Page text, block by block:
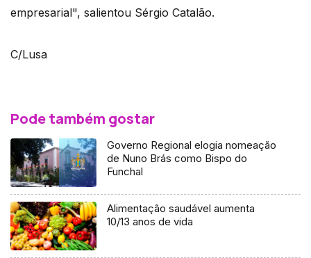
empresarial", salientou Sérgio Catalão.
C/Lusa
Pode também gostar
Governo Regional elogia nomeação
de Nuno Brás como Bispo do
Funchal
Alimentação saudável aumenta
10/13 anos de vida